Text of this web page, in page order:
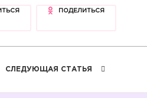
ПОДЕЛИТЬСЯ
СЛЕДУЮЩАЯ СТАТЬЯ